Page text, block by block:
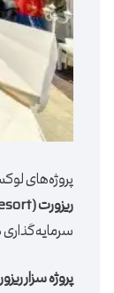
پروژه‌های
ریزورت (Caesar Resort)
پروژه سزار